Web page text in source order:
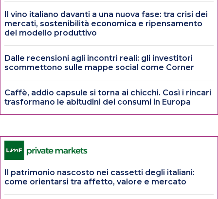
Il vino italiano davanti a una nuova fase: tra crisi dei
mercati, sostenibilità economica e ripensamento
del modello produttivo
Dalle recensioni agli incontri reali: gli investitori
scommettono sulle mappe social come Corner
Caffè, addio capsule si torna ai chicchi. Così i rincari
trasformano le abitudini dei consumi in Europa
Il patrimonio nascosto nei cassetti degli italiani:
come orientarsi tra affetto, valore e mercato